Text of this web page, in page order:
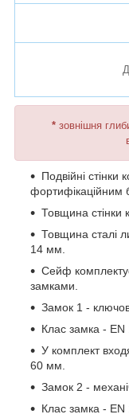
*зовнішня
Подвійні
фортифікаційним
Товщина стінки
Товщина сталі
14 мм.
Сейф
замками.
Замок 1 -
Клас замка - EN
У комплект
60 мм.
Замок 2 -
Клас замка - EN